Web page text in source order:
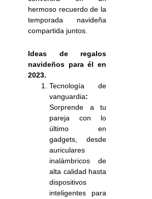
hermoso recuerdo de la
temporada navideña
compartida juntos.
Ideas de regalos
navideños para él en
2023.
Tecnología de
vanguardia:
Sorprende a tu
pareja con lo
último en
gadgets, desde
auriculares
inalámbricos de
alta calidad hasta
dispositivos
inteligentes para